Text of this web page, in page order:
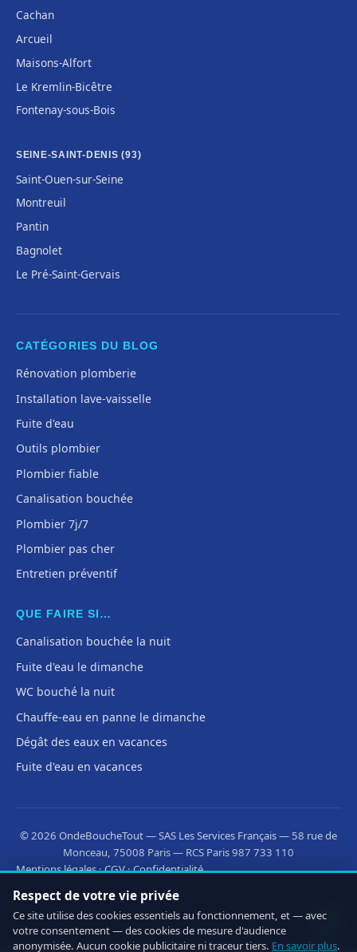
Cachan
Arcueil
Maisons-Alfort
Le Kremlin-Bicêtre
Fontenay-sous-Bois
SEINE-SAINT-DENIS (93)
Saint-Ouen-sur-Seine
Montreuil
Pantin
Bagnolet
Le Pré-Saint-Gervais
CATÉGORIES DU BLOG
Rénovation plomberie
Installation lave-vaisselle
Fuite d'eau
Outils plombier
Plombier fiable
Canalisation bouchée
Plombier 7j/7
Plombier pas cher
Entretien préventif
QUE FAIRE SI…
Canalisation bouchée la nuit
Fuite d'eau le dimanche
WC bouché la nuit
Chauffe-eau en panne le dimanche
Dégât des eaux en vacances
Fuite d'eau en vacances
© 2026 OndeBoucheTout — SAS Les Services Français — 58 rue de
Monceau, 75008 Paris — RCS Paris 987 733 110
Mentions légales·CGV·Confidentialité
Découvrez aussi : OnLeveTout
CleanMonAppart · OnOuvreTout
Respect de votre vie privée
Ce site utilise des cookies essentiels au fonctionnement, et — avec
votre consentement — des cookies de mesure d'audience
anonymisée. Aucun cookie publicitaire ni traceur tiers. En savoir plus.